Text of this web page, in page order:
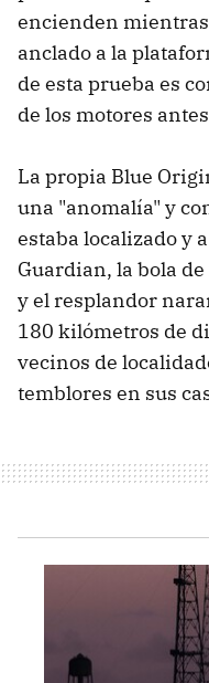
encienden
anclado a la
de esta prueba es
de los motores
La propia Blue
una "anomalía" y
estaba localizado y
Guardian, la bola
y el resplandor
180 kilómetros de
vecinos de
temblores en sus